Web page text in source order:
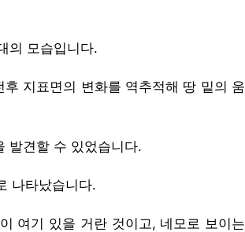
의 모습입니다.
지표면의 변화를 역추적해 땅 밑의 움
발견할 수 있었습니다.
나타났습니다.
여기 있을 거란 것이고, 네모로 보이는